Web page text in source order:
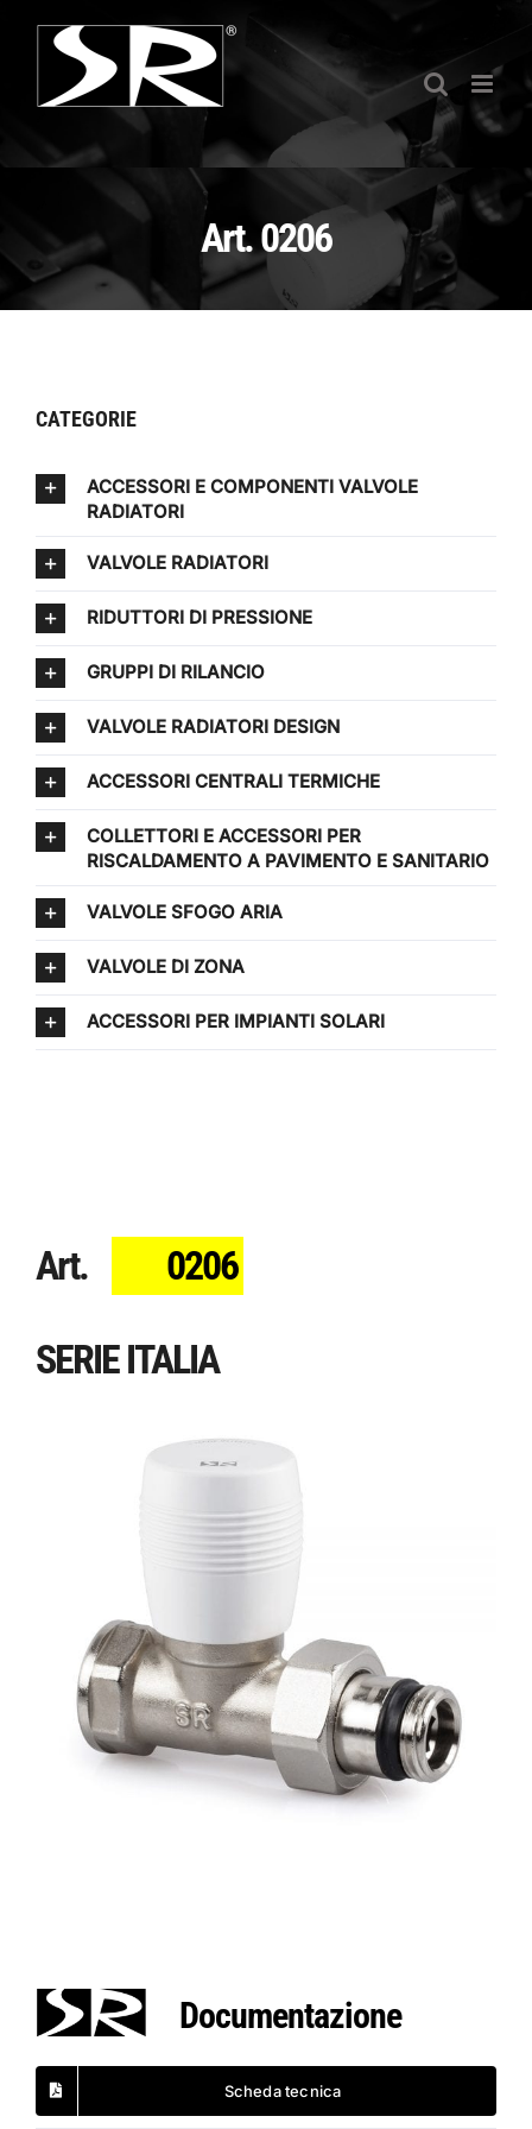
contenuto
Art. 0206
Art. 0206
SERIE ITALIA
Documentazione
Scheda tecnica
CATEGORIE
ACCESSORI E COMPONENTI VALVOLE
RADIATORI
VALVOLE RADIATORI
RIDUTTORI DI PRESSIONE
GRUPPI DI RILANCIO
VALVOLE RADIATORI DESIGN
ACCESSORI CENTRALI TERMICHE
COLLETTORI E ACCESSORI PER
RISCALDAMENTO A PAVIMENTO E SANITARIO
VALVOLE SFOGO ARIA
VALVOLE DI ZONA
ACCESSORI PER IMPIANTI SOLARI